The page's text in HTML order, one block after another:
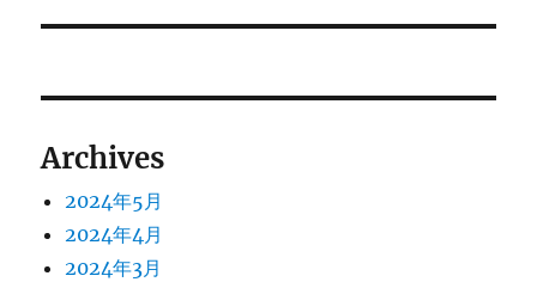
稿:
Archives
2024年5月
2024年4月
2024年3月